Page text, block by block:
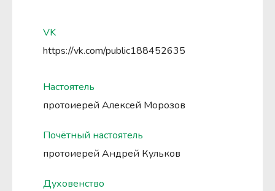
VK
https://vk.com/public188452635
Настоятель
протоиерей Алексей Морозов
Почётный настоятель
протоиерей Андрей Кульков
Духовенство